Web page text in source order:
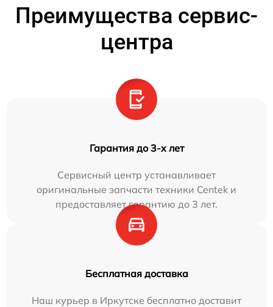
Преимущества сервис-
центра
Гарантия до 3-х лет
Сервисный центр устанавливает
оригинальные запчасти техники Centek и
предоставляет гарантию до 3 лет.
Бесплатная доставка
Наш курьер в Иркутске бесплатно доставит